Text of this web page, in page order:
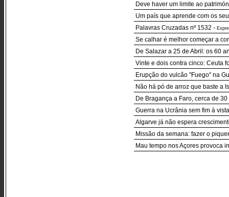
Deve haver um limite ao
Um país que aprende com os
Palavras Cruzadas nº 1532 -
Se calhar é melhor começar a
De Salazar a 25 de Abril: os 60
Vinte e dois contra cinco: Ceuta
Erupção do vulcão "Fuego" na
Não há pó de arroz que baste a
De Bragança a Faro, cerca de
Guerra na Ucrânia sem fim à
Algarve já não espera
Missão da semana: fazer o
Mau tempo nos Açores provoca